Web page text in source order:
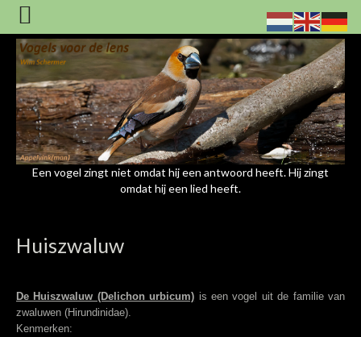
Een vogel zingt niet omdat hij een antwoord heeft. Hij zingt
omdat hij een lied heeft.
Huiszwaluw
De Huiszwaluw (Delichon urbicum) is een vogel uit de familie van
zwaluwen (Hirundinidae).
Kenmerken: